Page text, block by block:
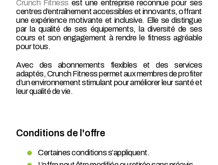
Crunch Fitness est une entreprise reconnue pour ses
centres d’entraînement accessibles et innovants, offrant
une expérience motivante et inclusive. Elle se distingue
par la qualité de ses équipements, la diversité de ses
cours et son engagement à rendre le fitness agréable
pour tous.
Avec des abonnements flexibles et des services
adaptés, Crunch Fitness permet aux membres de profiter
d’un environnement stimulant pour améliorer leur santé et
leur qualité de vie.
Conditions de l'offre
Certaines conditions s’appliquent.